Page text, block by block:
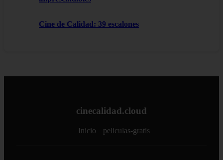
Cine de Calidad: 39 escalones
cinecalidad.cloud
Inicio peliculas-gratis